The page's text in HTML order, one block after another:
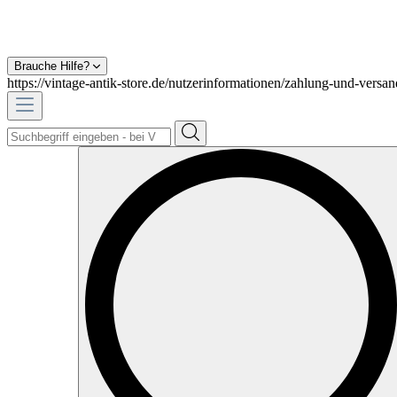
Brauche Hilfe?
https://vintage-antik-store.de/nutzerinformationen/zahlung-und-